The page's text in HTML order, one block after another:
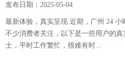
发布日期：2025-05-04
最新体验，真实呈现 近期，广州 24 小
不少消费者关注，以下是一些用户的
士，平时工作繁忙，很难有时...